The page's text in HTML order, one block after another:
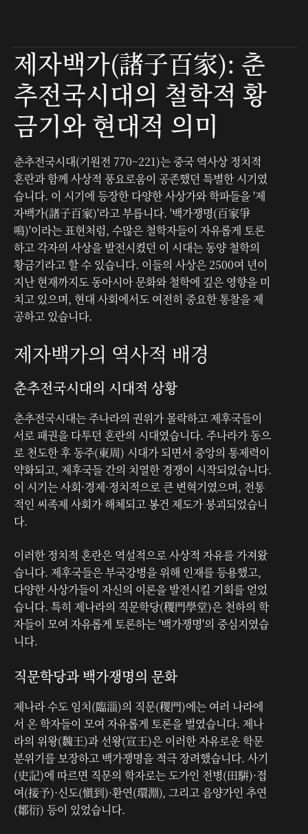
제자백가(諸子百家): 춘
추전국시대의 철학적 황
금기와 현대적 의미
춘추전국시대(기원전 770~221)는 중국 역사상 정치적
혼란과 함께 사상적 풍요로움이 공존했던 특별한 시기였
습니다. 이 시기에 등장한 다양한 사상가와 학파들을 '제
자백가(諸子百家)'라고 부릅니다. '백가쟁명(百家爭
鳴)'이라는 표현처럼, 수많은 철학자들이 자유롭게 토론
하고 각자의 사상을 발전시켰던 이 시대는 동양 철학의
황금기라고 할 수 있습니다. 이들의 사상은 2500여 년이
지난 현재까지도 동아시아 문화와 철학에 깊은 영향을 미
치고 있으며, 현대 사회에서도 여전히 중요한 통찰을 제
공하고 있습니다.
제자백가의 역사적 배경
춘추전국시대의 시대적 상황
춘추전국시대는 주나라의 권위가 몰락하고 제후국들이
서로 패권을 다투던 혼란의 시대였습니다. 주나라가 동으
로 천도한 후 동주(東周) 시대가 되면서 중앙의 통제력이
약화되고, 제후국들 간의 치열한 경쟁이 시작되었습니다.
이 시기는 사회·경제·정치적으로 큰 변혁기였으며, 전통
적인 씨족제 사회가 해체되고 봉건 제도가 붕괴되었습니
다.
이러한 정치적 혼란은 역설적으로 사상적 자유를 가져왔
습니다. 제후국들은 부국강병을 위해 인재를 등용했고,
다양한 사상가들이 자신의 이론을 발전시킬 기회를 얻었
습니다. 특히 제나라의 직문학당(稷門學堂)은 천하의 학
자들이 모여 자유롭게 토론하는 '백가쟁명'의 중심지였습
니다.
직문학당과 백가쟁명의 문화
제나라 수도 임치(臨淄)의 직문(稷門)에는 여러 나라에
서 온 학자들이 모여 자유롭게 토론을 벌였습니다. 제나
라의 위왕(魏王)과 선왕(宣王)은 이러한 자유로운 학문
분위기를 보장하고 백가쟁명을 적극 장려했습니다. 사기
(史記)에 따르면 직문의 학자로는 도가인 전병(田騈)·접
여(接予)·신도(愼到)·환연(環淵), 그리고 음양가인 추연
(鄒衍) 등이 있었습니다.